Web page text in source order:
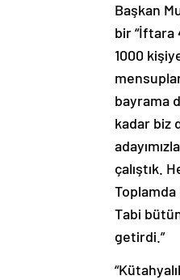
Başkan
bir “İftara
1000
bayrama
kadar biz
çalıştık.
Toplamda
Tabi
getirdi.”